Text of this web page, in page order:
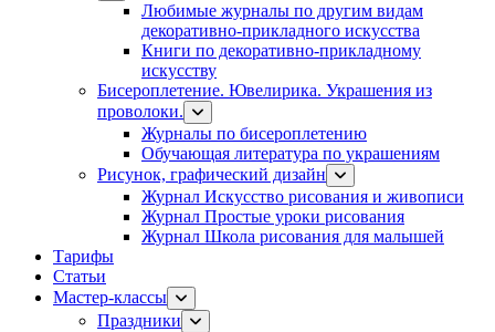
Любимые журналы по другим видам
декоративно-прикладного искусства
Книги по декоративно-прикладному
искусству
Бисероплетение. Ювелирика. Украшения из
проволоки.
Журналы по бисероплетению
Обучающая литература по украшениям
Рисунок, графический дизайн
Журнал Искусство рисования и живописи
Журнал Простые уроки рисования
Журнал Школа рисования для малышей
Тарифы
Статьи
Мастер-классы
Праздники